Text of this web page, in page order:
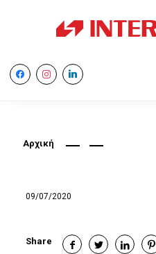
facebookinstagramlinkedin
Αρχική
09/07/2020
Share